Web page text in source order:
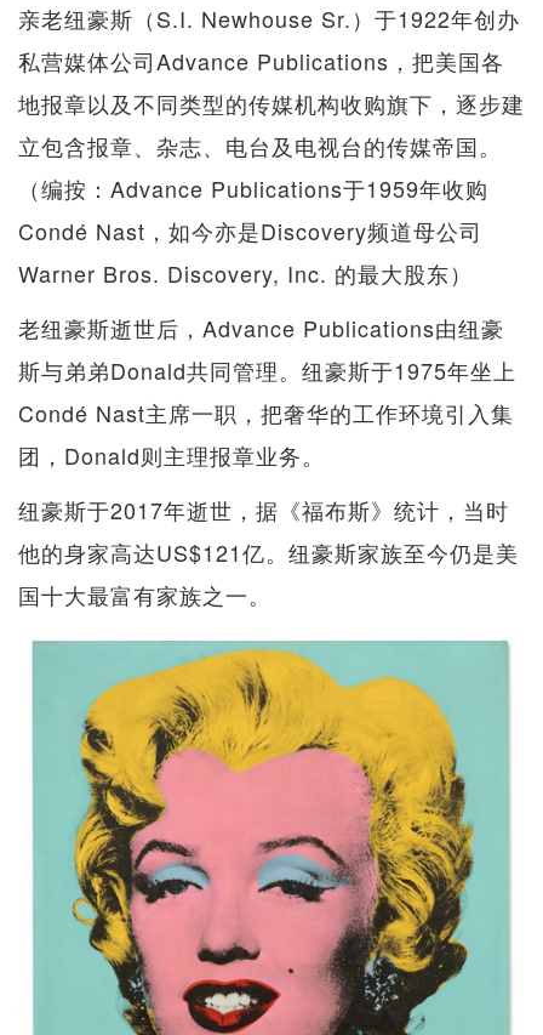
亲老纽豪斯（S.I. Newhouse Sr.）于1922年创办
私营媒体公司Advance Publications，把美国各
地报章以及不同类型的传媒机构收购旗下，逐步建
立包含报章、杂志、电台及电视台的传媒帝国。
（编按：Advance Publications于1959年收购
Condé Nast，如今亦是Discovery频道母公司
Warner Bros. Discovery, Inc. 的最大股东）
老纽豪斯逝世后，Advance Publications由纽豪
斯与弟弟Donald共同管理。纽豪斯于1975年坐上
Condé Nast主席一职，把奢华的工作环境引入集
团，Donald则主理报章业务。
纽豪斯于2017年逝世，据《福布斯》统计，当时
他的身家高达US$121亿。纽豪斯家族至今仍是美
国十大最富有家族之一。